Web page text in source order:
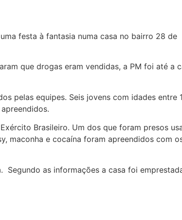
festa à fantasia numa casa no bairro 28 de
que drogas eram vendidas, a PM foi até a
pelas equipes. Seis jovens com idades entre
Brasileiro. Um dos que foram presos
maconha e cocaína foram apreendidos com
as informações a casa foi